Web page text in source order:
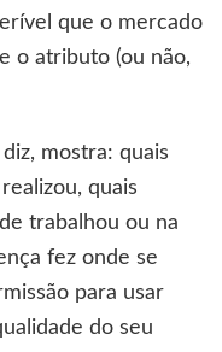
que o mercado
o atributo (ou não,
mostra: quais
quais
trabalhou ou na
fez onde se
para usar
do seu